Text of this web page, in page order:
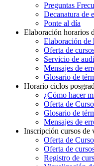
Preguntas
Decanatura de
Ponte al día
Elaboración horarios
Elaboración de
Oferta de
Servicio de
Mensajes de
Glosario de
Horario ciclos
¿Cómo hacer
Oferta de
Glosario de
Mensajes de
Inscripción cursos de
Oferta de
Oferta de
Registro de